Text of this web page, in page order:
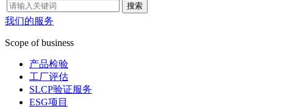
我们的服务
Scope of business
产品检验
工厂评估
SLCP验证服务
ESG项目